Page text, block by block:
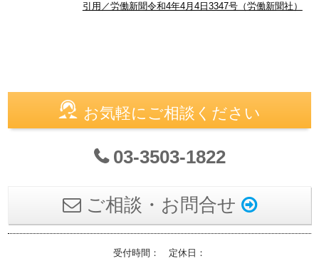
引用／労働新聞令和4年4月4日3347号（労働新聞社）
お気軽にご相談ください
03-3503-1822
ご相談・お問合せ
受付時間： 定休日：